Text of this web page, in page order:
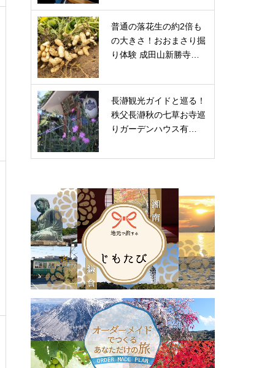
普通の落花生の約2倍も
の大きさ！おおまさり掘
り体験 成田山新勝寺…
長瀞観光ガイドと巡る！
秩父長瀞秋の七草お寺巡
りガーデンハウス有…